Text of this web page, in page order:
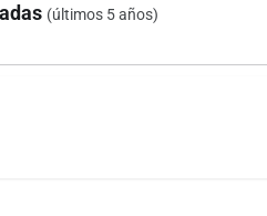
(últimos 5 años)